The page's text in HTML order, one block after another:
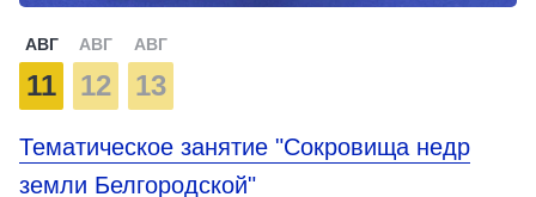
АВГ
11
АВГ
12
АВГ
13
Тематическое занятие "Сокровища недр
земли Белгородской"